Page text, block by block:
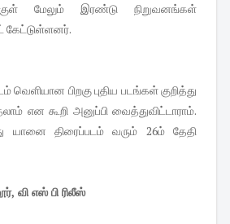
மேலும் இரண்டு நிறுவனங்கள்
கேட்டுள்ளனர்.
பிறகு புதிய படங்கள் குறித்து
என கூறி அனுப்பி வைத்துவிட்டாராம்.
யானை திரைப்படம் வரும் 26ம் தேதி
வி எஸ் பி ரிலீஸ்